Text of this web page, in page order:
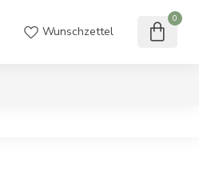
Wunschzettel
0